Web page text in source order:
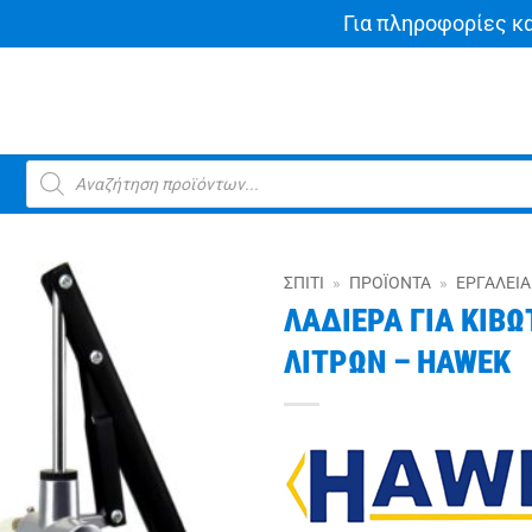
Για πληροφορίες
Products
search
ΣΠΊΤΙ » ΠΡΟΪΌΝΤΑ » ΕΡΓΑΛΕΊΑ
ΛΑΔΙΕΡΑ ΓΙΑ
ΛΙΤΡΩΝ – HAWEK